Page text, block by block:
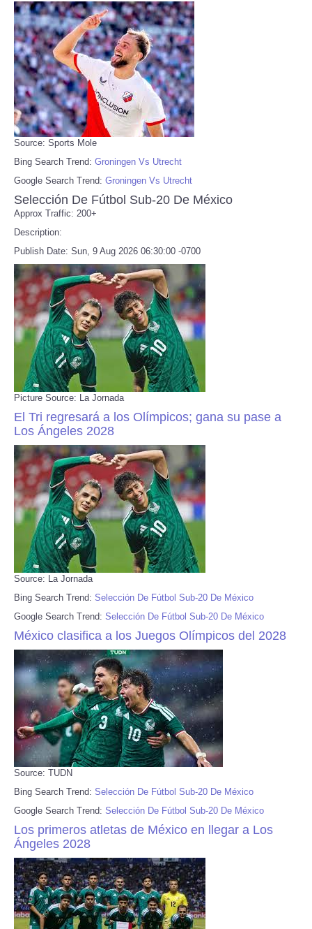
Source: Sports Mole
Bing Search Trend: Groningen Vs Utrecht
Google Search Trend: Groningen Vs Utrecht
Selección De Fútbol Sub-20 De México
Approx Traffic: 200+
Description:
Publish Date: Sun, 9 Aug 2026 06:30:00 -0700
Picture Source: La Jornada
El Tri regresará a los Olímpicos; gana su pase a
Los Ángeles 2028
Source: La Jornada
Bing Search Trend: Selección De Fútbol Sub-20 De México
Google Search Trend: Selección De Fútbol Sub-20 De México
México clasifica a los Juegos Olímpicos del 2028
Source: TUDN
Bing Search Trend: Selección De Fútbol Sub-20 De México
Google Search Trend: Selección De Fútbol Sub-20 De México
Los primeros atletas de México en llegar a Los
Ángeles 2028